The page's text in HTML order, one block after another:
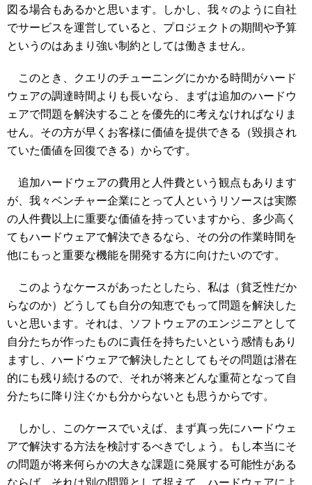
図る場合もあるかと思います。しかし、我々のように自社
でサービスを運営していると、プロジェクトの期間や予算
というのはあまり強い制約としては働きません。
このとき、クエリのチューニングにかかる時間がハード
ウェアの調達時間よりも長いなら、まずは追加のハードウ
ェアで問題を解決することを優先的に考えなければなりま
せん。その方が早くお客様に価値を提供できる（毀損され
ていた価値を回復できる）からです。
追加ハードウェアの費用と人件費という観点もあります
が、我々ベンチャー企業にとって人というリソースは実際
の人件費以上に重要な価値を持っていますから、多少高く
てもハードウェアで解決できるなら、その分の作業時間を
他にもっと重要な機能を開発する方に向けたいのです。
このようなケースがあったとしたら、私は（貧乏性だか
らなのか）どうしても自分の知恵でもって問題を解決した
いと思います。それは、ソフトウェアのエンジニアとして
自分たちが作ったものに責任を持ちたいという感情もあり
ますし、ハードウェアで解決したとしてもその問題は潜在
的にも残り続けるので、それが将来どんな重荷となって自
分たちに降り注ぐかも分からないとも思うからです。
しかし、このケースでいえば、まず真っ先にハードウェ
アで解決する方法を検討するべきでしょう。もし本当にそ
の問題が将来何らかの大きな課題に発展する可能性がある
ならば、それは別の問題として捉えて、ハードウェアによ